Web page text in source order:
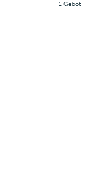
1 Gebot